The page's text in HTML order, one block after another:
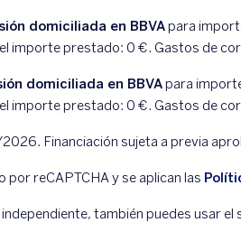
domiciliada en BBVApara
importe prestado: 0 €. Gastos de
domiciliada en BBVApara
importe prestado: 0 €. Gastos de
Financiación sujeta a previa
reCAPTCHA y se aplican las
también puedes usar el